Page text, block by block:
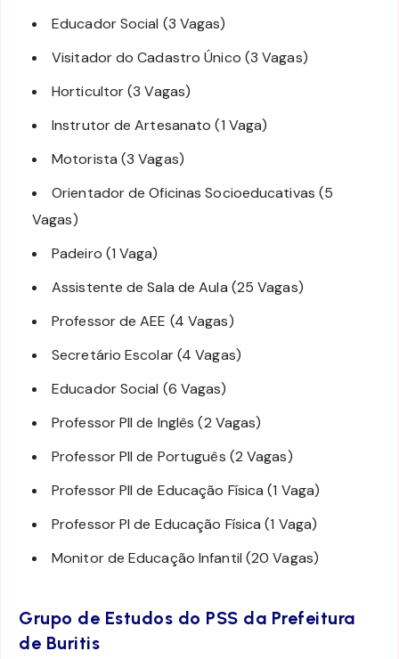
Educador Social (3 Vagas)
Visitador do Cadastro Único (3 Vagas)
Horticultor (3 Vagas)
Instrutor de Artesanato (1 Vaga)
Motorista (3 Vagas)
Orientador de Oficinas Socioeducativas (5
Vagas)
Padeiro (1 Vaga)
Assistente de Sala de Aula (25 Vagas)
Professor de AEE (4 Vagas)
Secretário Escolar (4 Vagas)
Educador Social (6 Vagas)
Professor PII de Inglês (2 Vagas)
Professor PII de Português (2 Vagas)
Professor PII de Educação Física (1 Vaga)
Professor PI de Educação Física (1 Vaga)
Monitor de Educação Infantil (20 Vagas)
Grupo de Estudos do PSS da Prefeitura
de Buritis